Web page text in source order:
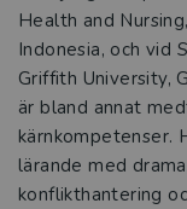
Health and
Indonesia, och vid
Griffith University,
är bland annat
kärnkompetenser.
lärande med
konflikthantering